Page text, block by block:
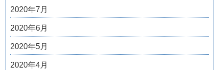
2020年7月
2020年6月
2020年5月
2020年4月